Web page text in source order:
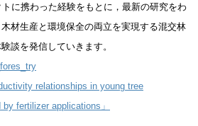
に携わった経験をもとに，最新の研究をわ
材生産と環境保全の両立を実現する混交林
談を発信していきます。
relationships in young tree
fertilizer applications」